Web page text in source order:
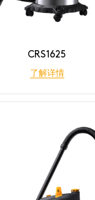
CRS1625
了解详情